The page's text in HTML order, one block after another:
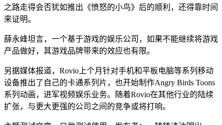
之路走得会否犹如推出《愤怒的小鸟》后的顺利，还得靠时间
来证明。
薛永峰坦言，一个基于游戏的娱乐公司，如果不能继续将游戏
产品做好，其游戏品牌带来的效应也有限。
另据媒体报道，Rovio上个月针对手机和平板电脑等系列移动
设备推出了自己的卡通系列片，也开始制作Angry Birds Toons
系列动画，进军视频娱乐业务。随着Rovio在其他行业的陆续
扩张，与更大更强的公司之间的竞争或将打响。